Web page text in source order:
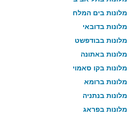
מלונות בים המלח
מלונות בדובאי
מלונות בבודפשט
מלונות באתונה
מלונות בקו סאמוי
מלונות ברומא
מלונות בנתניה
מלונות בפראג